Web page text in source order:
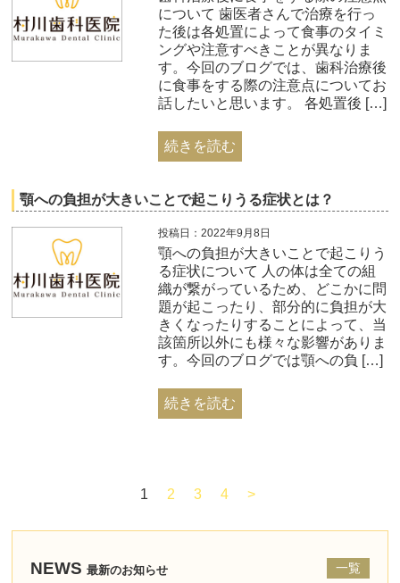
について 歯医者さんで治療を行っ
た後は各処置によって食事のタイミ
ングや注意すべきことが異なりま
す。今回のブログでは、歯科治療後
に食事をする際の注意点についてお
話したいと思います。 各処置後 […]
続きを読む
顎への負担が大きいことで起こりうる症状とは？
投稿日：2022年9月8日
顎への負担が大きいことで起こりう
る症状について 人の体は全ての組
織が繋がっているため、どこかに問
題が起こったり、部分的に負担が大
きくなったりすることによって、当
該箇所以外にも様々な影響がありま
す。今回のブログでは顎への負 […]
続きを読む
1 2 3 4 >
NEWS 最新のお知らせ 一覧